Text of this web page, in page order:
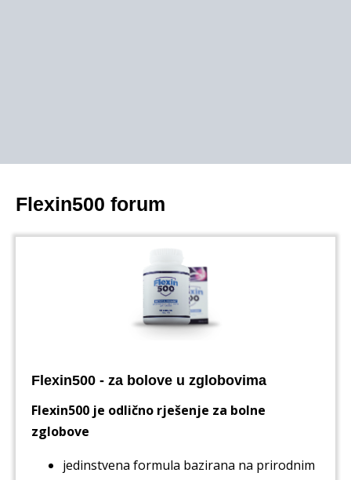
Flexin500 forum
Flexin500 - za bolove u zglobovima
Flexin500 je odlično rješenje za bolne
zglobove
jedinstvena formula bazirana na prirodnim